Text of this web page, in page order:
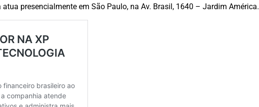
atua presencialmente em São Paulo, na Av. Brasil, 1640 – Jardim América.